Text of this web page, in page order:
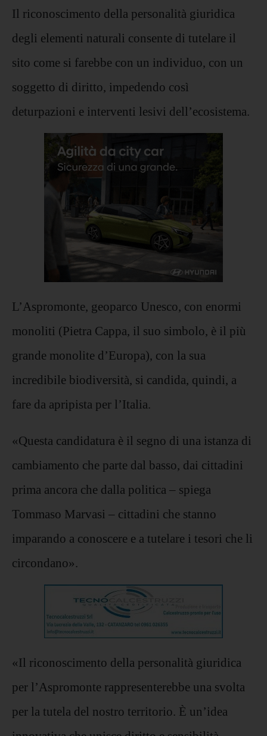
Il riconoscimento della personalità giuridica
degli elementi naturali consente di tutelare il
sito come si farebbe con un individuo, con un
soggetto di diritto, impedendo così
deturpazioni e interventi lesivi dell’ecosistema.
L’Aspromonte, geoparco Unesco, con enormi
monoliti (Pietra Cappa, il suo simbolo, è il più
grande monolite d’Europa), con la sua
incredibile biodiversità, si candida, quindi, a
fare da apripista per l’Italia.
«Questa candidatura è il segno di una istanza di
cambiamento che parte dal basso, dai cittadini
prima ancora che dalla politica – spiega
Tommaso Marvasi – cittadini che stanno
imparando a conoscere e a tutelare i tesori che li
circondano».
«Il riconoscimento della personalità giuridica
per l’Aspromonte rappresenterebbe una svolta
per la tutela del nostro territorio. È un’idea